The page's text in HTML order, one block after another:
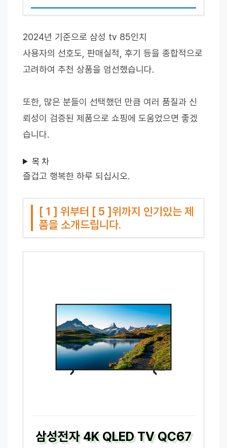
2024년 기준으로 삼성 tv 85인치
사용자의 선호도, 판매실적, 후기 등을 종합적으로
고려하여 추천 상품을 엄선했습니다.
또한, 많은 분들이 선택했던 만큼 여러 품질과 신
뢰성이 검증된 제품으로 쇼핑에 도움었으면 좋겠
습니다.
목 차
즐겁고 행복한 하루 되십시오.
[ 1 ] 위부터 [ 5 ]위까지 인기있는 제
품을 소개드립니다.
삼성전자 4K QLED TV QC67